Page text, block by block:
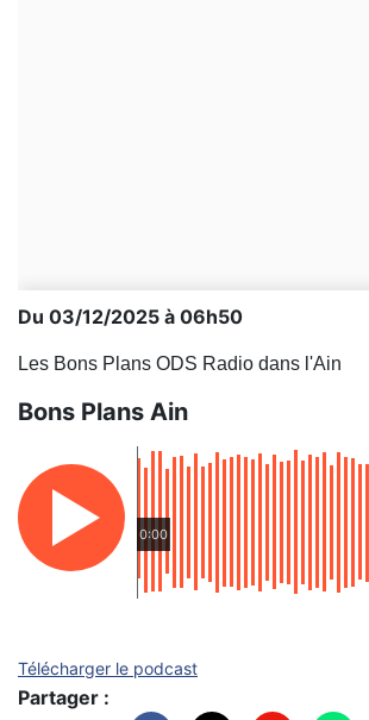
Du 03/12/2025 à 06h50
Les Bons Plans ODS Radio dans l'Ain
Bons Plans Ain
0:00
Télécharger le podcast
Partager :